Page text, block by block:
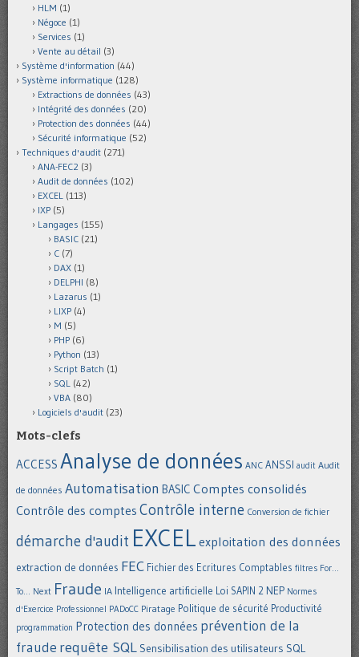
HLM (1)
Négoce (1)
Services (1)
Vente au détail (3)
Système d'information (44)
Système informatique (128)
Extractions de données (43)
Intégrité des données (20)
Protection des données (44)
Sécurité informatique (52)
Techniques d'audit (271)
ANA-FEC2 (3)
Audit de données (102)
EXCEL (113)
IXP (5)
Langages (155)
BASIC (21)
C (7)
DAX (1)
DELPHI (8)
Lazarus (1)
LIXP (4)
M (5)
PHP (6)
Python (13)
Script Batch (1)
SQL (42)
VBA (80)
Logiciels d'audit (23)
Mots-clefs
ACCESS Analyse de données ANC ANSSI audit Audit
de données Automatisation BASIC Comptes consolidés
Contrôle des comptes Contrôle interne Conversion de fichier
démarche d'audit EXCEL exploitation des données
extraction de données FEC Fichier des Ecritures Comptables filtres For...
To... Next Fraude IA Intelligence artificielle Loi SAPIN 2 NEP Normes
d'Exercice Professionnel PADoCC Piratage Politique de sécurité Productivité
programmation Protection des données prévention de la
fraude requête SQL Sensibilisation des utilisateurs SQL